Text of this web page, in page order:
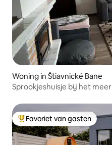
Woning in Štiavnické Bane
Sprookjeshuisje bij het meer
Topfavoriet van gasten
Favoriet van gasten